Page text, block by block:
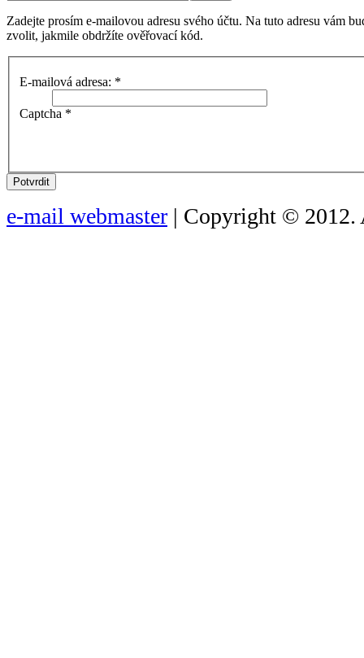
Zadejte prosím e-mailovou adresu svého účtu. Na tuto adresu vám
zvolit, jakmile obdržíte ověřovací kód.
E-mailová adresa: *
Captcha *
Potvrdit
e-mail webmaster | Copyright © 2012.